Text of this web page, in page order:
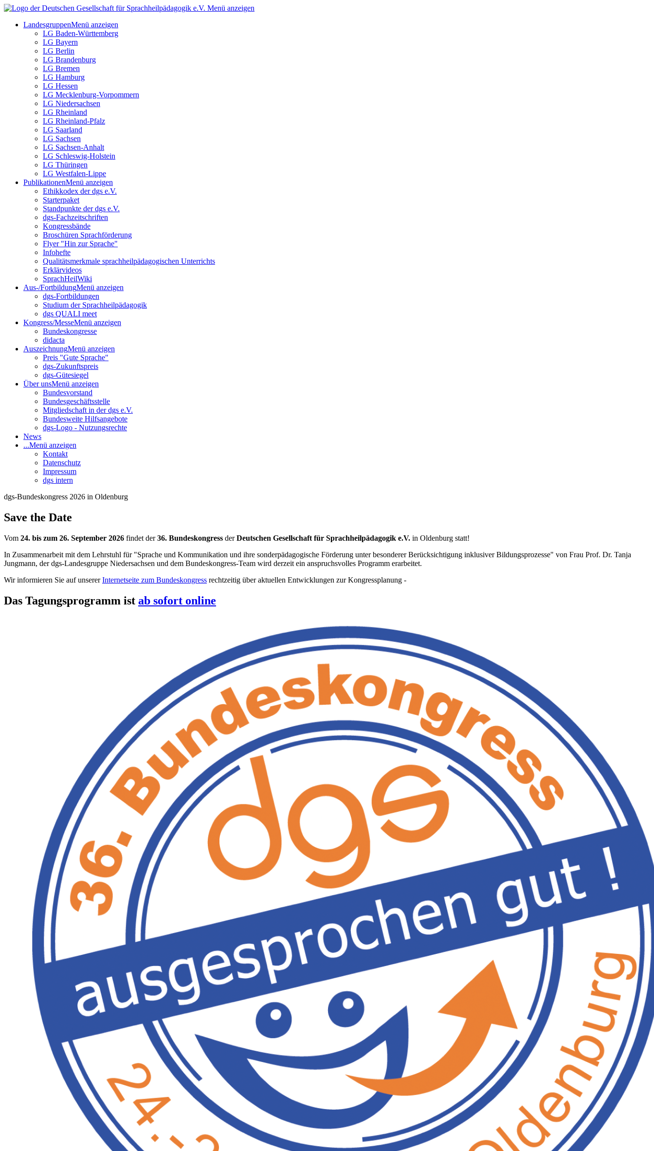
Menü anzeigen
LandesgruppenMenü anzeigen
LG Baden-Württemberg
LG Bayern
LG Berlin
LG Brandenburg
LG Bremen
LG Hamburg
LG Hessen
LG Mecklenburg-Vorpommern
LG Niedersachsen
LG Rheinland
LG Rheinland-Pfalz
LG Saarland
LG Sachsen
LG Sachsen-Anhalt
LG Schleswig-Holstein
LG Thüringen
LG Westfalen-Lippe
PublikationenMenü anzeigen
Ethikkodex der dgs e.V.
Starterpaket
Standpunkte der dgs e.V.
dgs-Fachzeitschriften
Kongressbände
Broschüren Sprachförderung
Flyer "Hin zur Sprache"
Infohefte
Qualitätsmerkmale sprachheilpädagogischen Unterrichts
Erklärvideos
SprachHeilWiki
Aus-/FortbildungMenü anzeigen
dgs-Fortbildungen
Studium der Sprachheilpädagogik
dgs QUALI meet
Kongress/MesseMenü anzeigen
Bundeskongresse
didacta
AuszeichnungMenü anzeigen
Preis "Gute Sprache"
dgs-Zukunftspreis
dgs-Gütesiegel
Über unsMenü anzeigen
Bundesvorstand
Bundesgeschäftsstelle
Mitgliedschaft in der dgs e.V.
Bundesweite Hilfsangebote
dgs-Logo - Nutzungsrechte
News
...Menü anzeigen
Kontakt
Datenschutz
Impressum
dgs intern
dgs-Bundeskongress 2026 in Oldenburg
Save the Date
Vom 24. bis zum 26. September 2026 findet der36. Bundeskongress derDeutschen Gesellschaft für Sprachheilpädagogik e.V. in Oldenburg statt!
In Zusammenarbeit mit dem Lehrstuhl für "Sprache und Kommunikation und ihre sonderpädagogische Förderung unter besonderer Berücksichtigung inklusiver Bildungsprozesse" von Frau Prof. Dr. Tanja
Jungmann, der dgs-Landesgruppe Niedersachsen und dem Bundeskongress-Team wird derzeit ein anspruchsvolles Programm erarbeitet.
Wir informieren Sie auf unsererInternetseite zum Bundeskongress rechtzeitig über aktuellen Entwicklungen zur Kongressplanung -
Das Tagungsprogramm ist ab sofort online